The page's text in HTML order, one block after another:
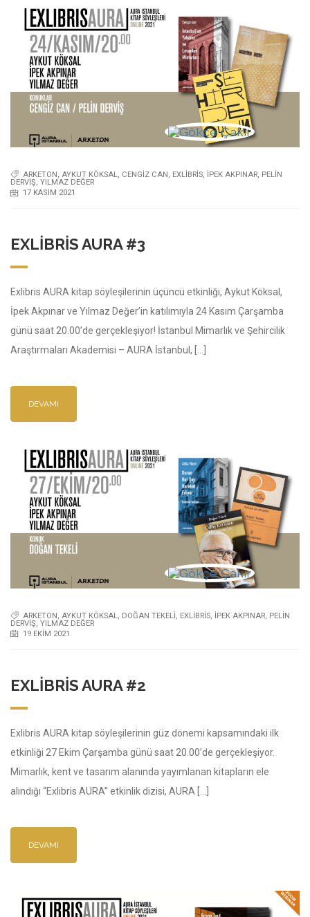
ARKETON, AYKUT KÖKSAL, CENGIZ CAN, EXLIBRIS, İPEK AKPINAR, PELIN
DERVIŞ, YILMAZ DEĞER
17 KASIM 2021
EXLIBRIS AURA #3
Exlibris AURA kitap söyleşilerinin üçüncü etkinliği, Aykut Köksal,
İpek Akpınar ve Yılmaz Değer’in katılımıyla 24 Kasım Çarşamba
günü saat 20.00’de gerçekleşiyor! İstanbul Mimarlık ve Şehircilik
Araştırmaları Akademisi – AURA İstanbul, […]
DEVAMI
ARKETON, AYKUT KÖKSAL, DOĞAN TEKELI, EXLIBRIS, İPEK AKPINAR, PELIN
DERVIŞ, YILMAZ DEĞER
19 EKIM 2021
EXLIBRIS AURA #2
Exlibris AURA kitap söyleşilerinin güz dönemi kapsamındaki ilk
etkinliği 27 Ekim Çarşamba günü saat 20.00’de gerçekleşiyor.
Mimarlık, kent ve tasarım alanında yayımlanan kitapların ele
alındığı “Exlibris AURA” etkinlik dizisi, AURA […]
DEVAMI